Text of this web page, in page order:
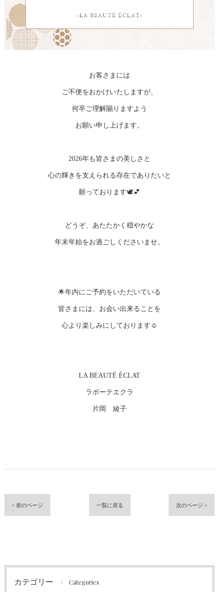
お客さまには
ご不便をおかけいたしますが、
何卒ご理解賜りますよう
お願い申し上げます。
2026年も皆さまの美しさと
心の輝きを支えられる存在でありたいと
願っております🕊️💕
どうぞ、あたたかく穏やかな
年末年始をお過ごしくださいませ。
🌟年内にご予約をいただいている
皆さまには、お会い出来ることを
心より楽しみにしております☺️
LA BEAUTÉ ÉCLAT
ラボーテエクラ
片岡 綾子
< 前のページ 一覧に戻る 次のページ >
カテゴリー Categories